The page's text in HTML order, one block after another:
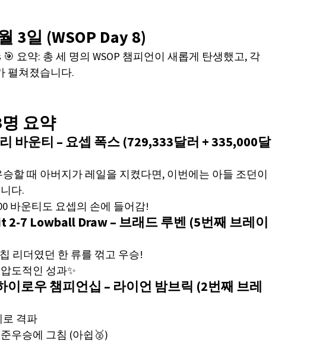
3일 (WSOP Day 8)
🎯 요약: 총 세 명의 WSOP 챔피언이 새롭게 탄생했고, 각
펼쳐졌습니다.
요약
바운티 – 요셉 폭스 (729,333달러 + 335,000달
할 때 아버지가 레일을 지켰다면, 이번에는 아들 조던이
다.
바운티도 요셉의 손에 들어감!
2-7 Lowball Draw – 브래드 루벤 (5번째 브레이
리더였던 한 류를 꺾고 우승!
도적인 성과✨
이로우 챔피언십 – 라이언 밤브릭 (2번째 브레
로 격파
우승에 그침 (아쉽🥈)